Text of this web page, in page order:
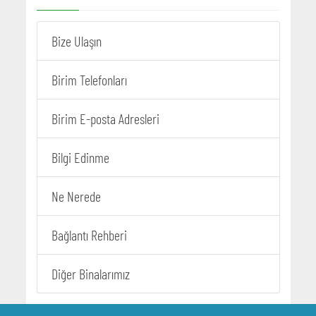
Bize Ulaşın
Birim Telefonları
Birim E-posta Adresleri
Bilgi Edinme
Ne Nerede
Bağlantı Rehberi
Diğer Binalarımız